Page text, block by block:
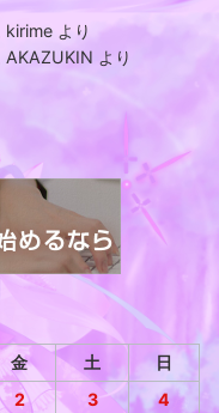
kirime より
AKAZUKIN より
金 土
日
2 3
4